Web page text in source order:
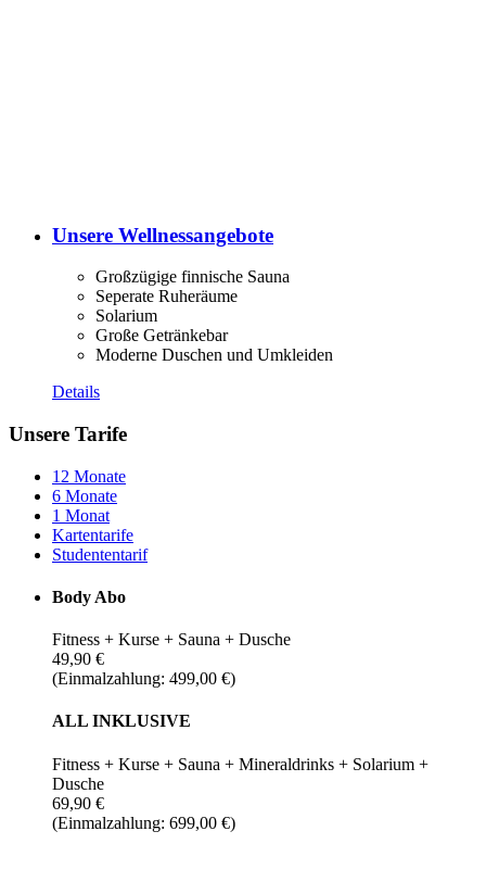
Unsere Wellnessangebote
Großzügige finnische Sauna
Seperate Ruheräume
Solarium
Große Getränkebar
Moderne Duschen und Umkleiden
Details
Unsere Tarife
12 Monate
6 Monate
1 Monat
Kartentarife
Studententarif
Body Abo
Fitness + Kurse + Sauna + Dusche
49,90 €
(Einmalzahlung: 499,00 €)
ALL INKLUSIVE
Fitness + Kurse + Sauna + Mineraldrinks + Solarium +
Dusche
69,90 €
(Einmalzahlung: 699,00 €)